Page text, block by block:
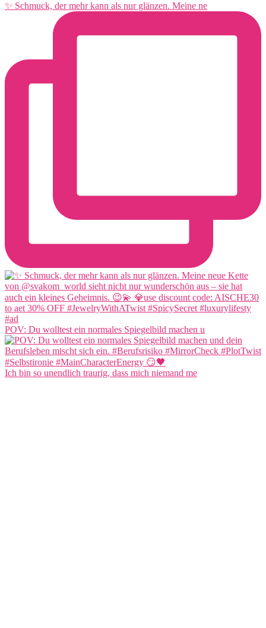
✨ Schmuck, der mehr kann als nur glänzen. Meine ne
POV: Du wolltest ein normales Spiegelbild machen u
Ich bin so unendlich traurig, dass mich niemand me